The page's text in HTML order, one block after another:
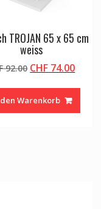
TROJAN 65 x 65 cm
weiss
92.00 Ursprünglicher
war:
CHF 92.00
CHF 74.00
Warenkorb